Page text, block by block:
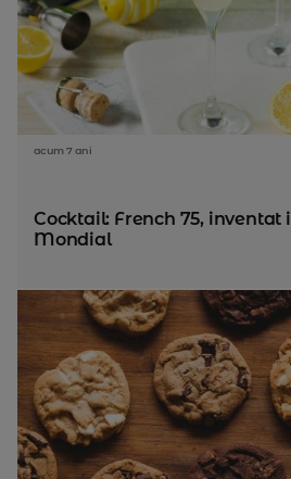
acum 7 ani
Cocktail: French 75, inventat
Mondial